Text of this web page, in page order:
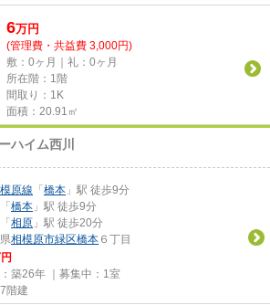
...
6万円
(管理費・共益費 3,000円)
敷：0ヶ月｜礼：0ヶ月
所在階：1階
間取り：1K
面積：20.91㎡
ハイム西川
原線 「 橋本 」駅 徒歩9分
「 橋本 」駅 徒歩9分
「 相原 」駅 徒歩20分
相模原市緑区橋本 ６丁目
築26年 ｜募集中： 1室
階建